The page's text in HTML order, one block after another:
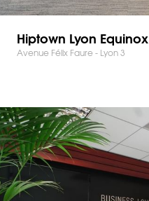
Hiptown Lyon Equinox
Avenue Félix Faure - Lyon 3